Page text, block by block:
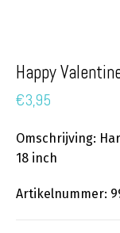
Happy
€3,95
Omschrijving:
18 inch
Artikelnummer: